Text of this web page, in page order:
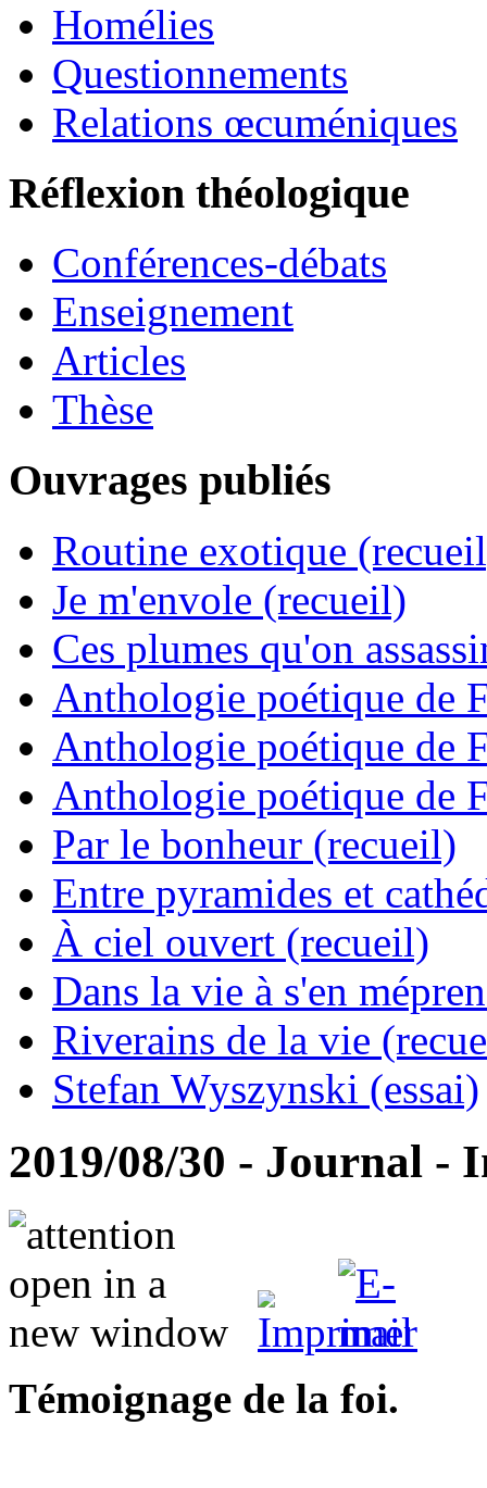
Homélies
Questionnements
Relations œcuméniques
Réflexion théologique
Conférences-débats
Enseignement
Articles
Thèse
Ouvrages publiés
Routine exotique
Je m'envole (recueil)
Ces plumes qu'on
Anthologie poétique de
Anthologie poétique de
Anthologie poétique de
Par le bonheur (recueil)
Entre pyramides et
À ciel ouvert (recueil)
Dans la vie à s'en
Riverains de la vie
Stefan Wyszynski (essai)
2019/08/30 - Journal -
Témoignage de la foi.